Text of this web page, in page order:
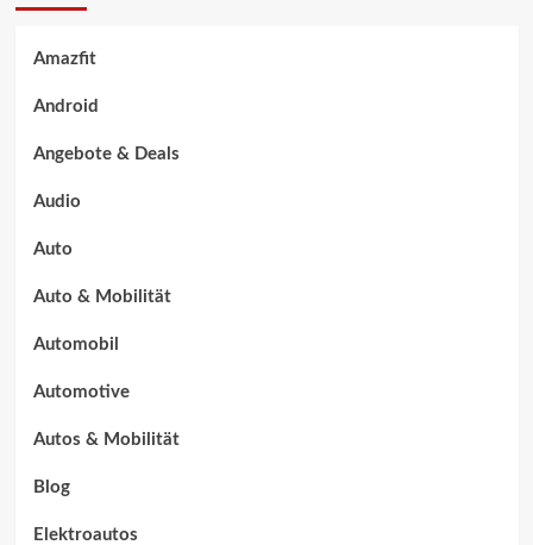
Amazfit
Android
Angebote & Deals
Audio
Auto
Auto & Mobilität
Automobil
Automotive
Autos & Mobilität
Blog
Elektroautos